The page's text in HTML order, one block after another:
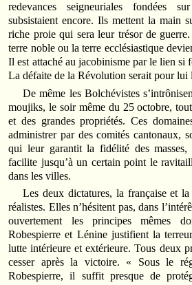
redevances seigneuriales fondées
subsistaient encore. Ils mettent la main
riche proie qui sera leur trésor de
terre noble ou la terre ecclésiastique
Il est attaché au jacobinisme par le lien si
La défaite de la Révolution serait pour lui
De même les Bolchévistes
moujiks, le soir même du 25 octobre,
et des grandes propriétés. Ces
administrer par des comités cantonaux,
qui leur garantit la fidélité des masses,
facilite jusqu’à un certain point le
dans les villes.
Les deux dictatures, la française et
réalistes. Elles n’hésitent pas, dans
ouvertement les principes mêmes
Robespierre et Lénine justifient la
lutte intérieure et extérieure. Tous deux
cesser après la victoire. « Sous le
Robespierre, il suffit presque de